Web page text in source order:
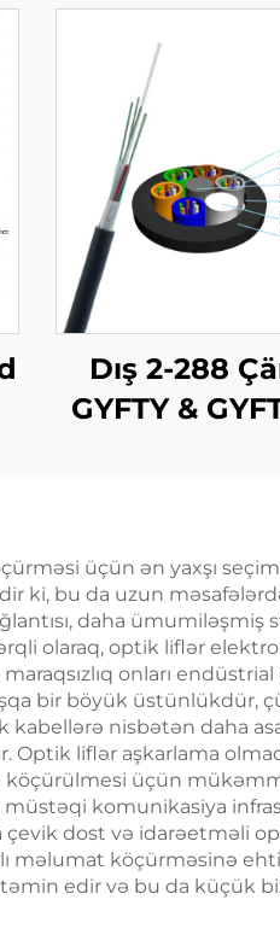
Dış 2-288
GYFTY &
üçün ən yaxşı
ki, bu da uzun
daha
olaraq, optik liflər
onları
bir böyük
kabellərə nisbətən daha
Optik liflər aşkarlama
üçün
komunikasiya
dost və idarəetməli
məlumat köçürməsinə
edir və bu da küçük